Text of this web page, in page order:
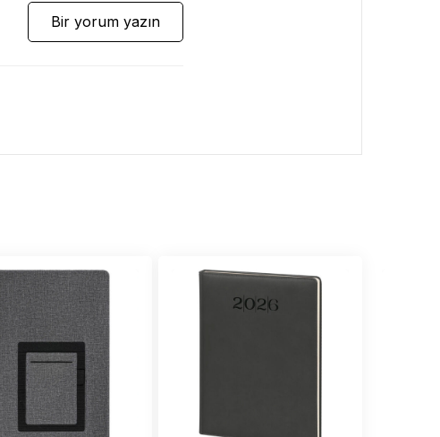
Bir yorum yazın